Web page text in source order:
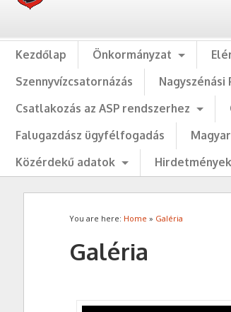
Kezdőlap Önkormányzat
Szennyvízcsatornázás
Nagyszénási
Csatlakozás az ASP rendszerhez
Falugazdász ügyfélfogadás
Közérdekű adatok
Hirdetmények
You are here: Home » Galéria
Galéria